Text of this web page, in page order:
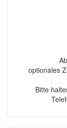
optionales
Bitte